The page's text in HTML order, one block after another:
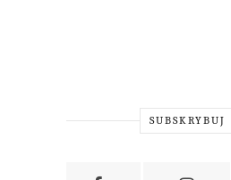
SUBSKRYBUJ